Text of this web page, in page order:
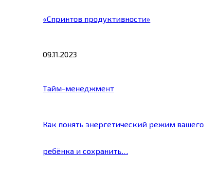
«Спринтов продуктивности»
09.11.2023
Тайм-менеджмент
Как понять энергетический режим вашего
ребёнка и сохранить…